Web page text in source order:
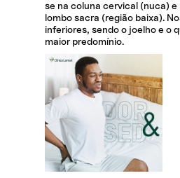
se na coluna cervical (nuca) e
lombo sacra (região baixa).
inferiores, sendo o joelho e o
maior predomínio.